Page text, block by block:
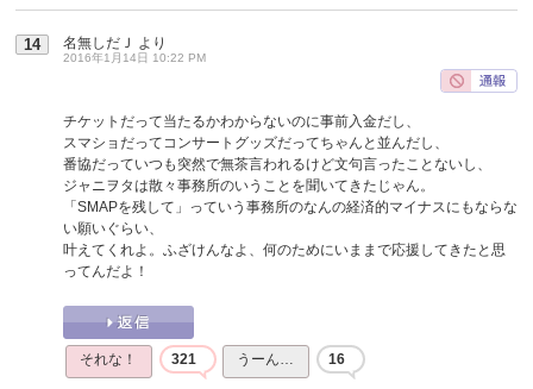
14 名無しだＪ より
2016年1月14日 10:22 PM
チケットだって当たるかわからないのに事前入金だし、
スマショだってコンサートグッズだってちゃんと並んだし、
番協だっていつも突然で無茶言われるけど文句言ったことないし、
ジャニヲタは散々事務所のいうことを聞いてきたじゃん。
「SMAPを残して」っていう事務所のなんの経済的マイナスにもならな
い願いぐらい、
叶えてくれよ。ふざけんなよ、何のためにいままで応援してきたと思
ってんだよ！
それな！ 321 うーん… 16